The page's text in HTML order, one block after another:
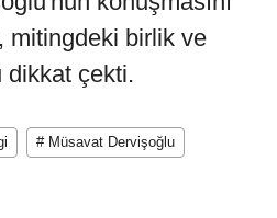
mitingdeki birlik ve
dikkat çekti.
# Müsavat Dervişoğlu